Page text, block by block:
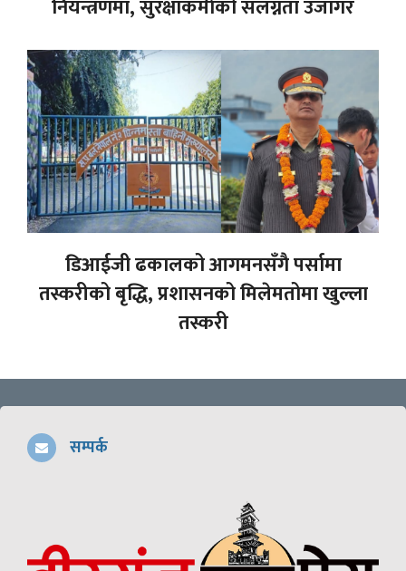
नियन्त्रणमा, सुरक्षाकर्मीको संलग्नता उजागर
डिआईजी ढकालको आगमनसँगै पर्सामा
तस्करीको बृद्धि, प्रशासनको मिलेमतोमा खुल्ला
तस्करी
सम्पर्क